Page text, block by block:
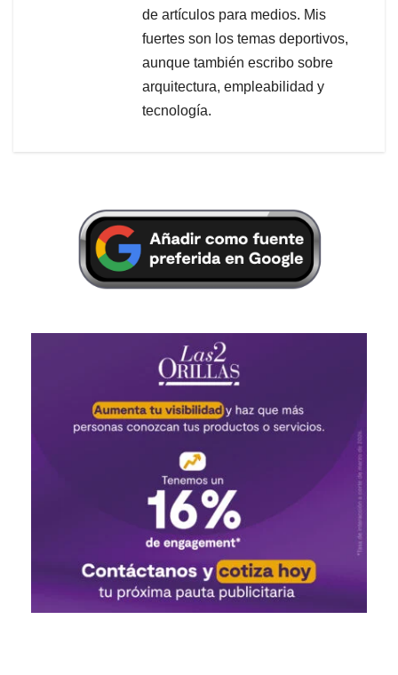
de artículos para medios. Mis
fuertes son los temas deportivos,
aunque también escribo sobre
arquitectura, empleabilidad y
tecnología.